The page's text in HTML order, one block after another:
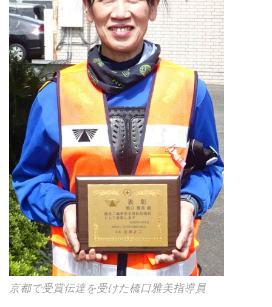
京都で受賞伝達を受けた橋口雅美指導員